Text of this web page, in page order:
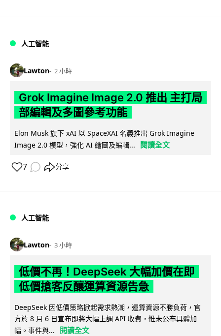
人工智能
Lawton 2 小時
Grok Imagine Image 2.0 推出 主打局
部編輯及多圖參考功能
Elon Musk 旗下 xAI 以 SpaceXAI 名義推出 Grok Imagine
Image 2.0 模型，強化 AI 繪圖及編輯...
閱讀全文
7 分享
人工智能
Lawton 3 小時
低價不再！DeepSeek 大幅加價在即
低價搶客反釀運算資源告急
DeepSeek 因低價策略掀起需求熱潮，運算資源不勝負荷，官
方於 8 月 6 日宣布即將大幅上調 API 收費，惟未公布具體加
幅。事件與...
閱讀全文